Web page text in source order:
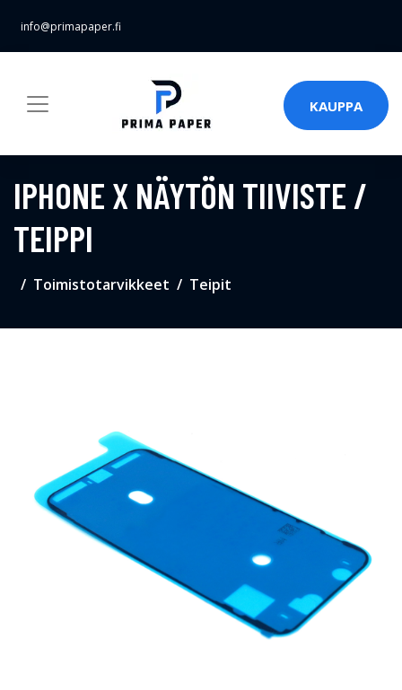
info@primapaper.fi
KAUPPA
IPHONE X NÄYTÖN TIIVISTE /
TEIPPI
Toimistotarvikkeet Teipit